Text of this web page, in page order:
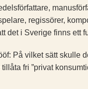
regissörer,
det i Sverige finns ett
På vilket sätt skulle
fri ”privat